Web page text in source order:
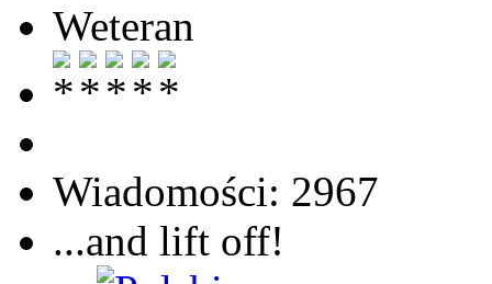
Weteran
Wiadomości: 2967
...and lift off!